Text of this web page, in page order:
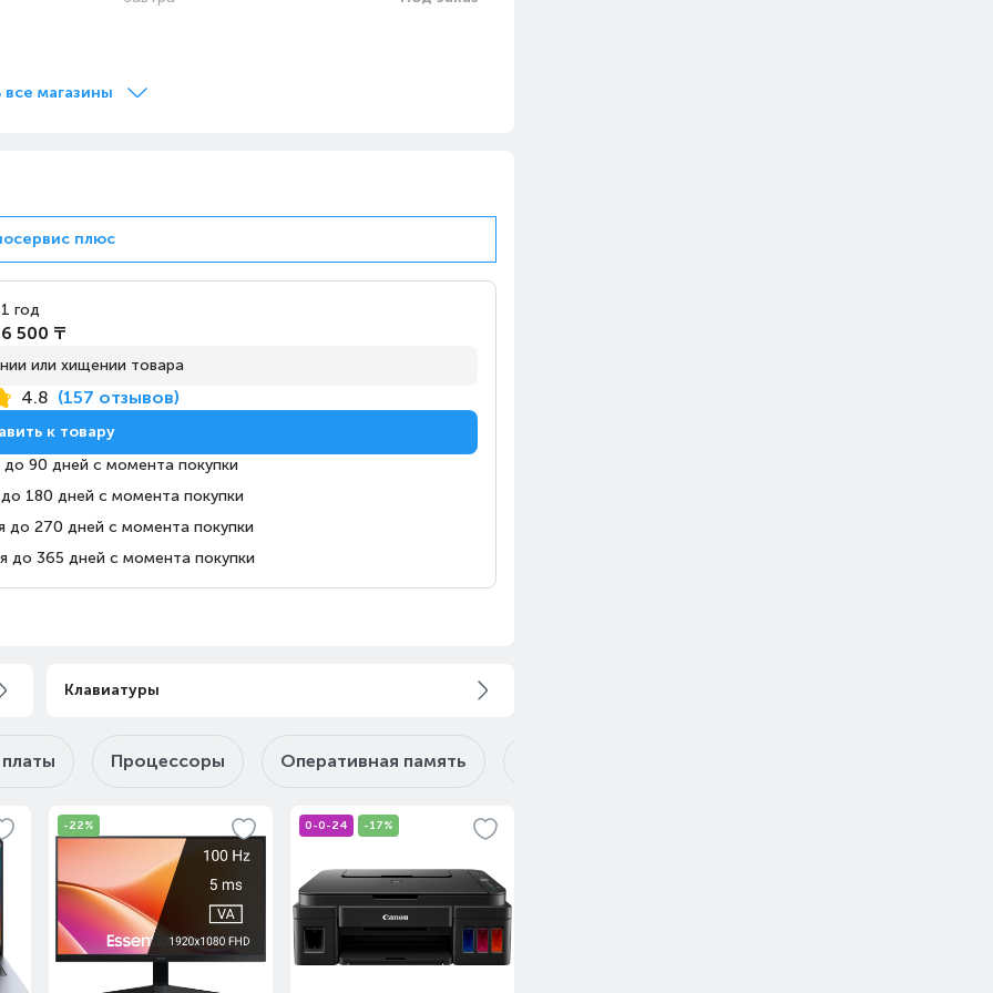
Завтра
Завтра Под заказ
Завтра
Завтра
меньше 10
Сегодня Под заказ
все магазины
плюс
1 год
6 500 ₸
или хищении товара
4.8 (157 отзывов)
к товару
90 дней с момента покупки
180 дней с момента покупки
270 дней с момента покупки
до 365 дней с момента покупки
Клавиатуры
Процессоры Оперативная память
-22% 0-0-24 -17%